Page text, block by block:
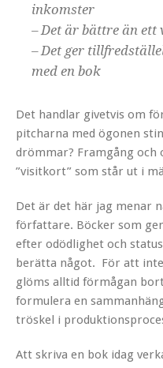
inkomster
– Det är bättre än
– Det ger
med en bok
Det handlar givetvis om
pitcharna med ögonen
drömmar? Framgång och
”visitkort” som står ut i
Det är det här jag menar
författare. Böcker som
efter odödlighet och
berätta något. För att
glöms alltid förmågan
formulera en
tröskel i
Att skriva en bok idag